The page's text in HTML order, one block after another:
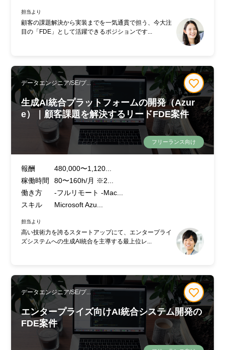
担当より
顧客の課題解決から実装までを一気通貫で担う、今大注
目の「FDE」として活躍できるポジションです...
データエンジニア/SE/プ...
生成AI統合プラットフォームの開発（Azur
e）｜顧客課題を解決するリードFDE案件
フリーランス向け
報酬
480,000〜1,120...
稼働時間
80〜160h/月 ※2...
働き方
-フルリモート -Mac...
スキル
Microsoft Azu...
担当より
高い技術力を誇るスタートアップにて、エンタープライ
ズシステムへの生成AI統合を主導する最上位レ...
データエンジニア/SE/プ...
エンタープライズ向けAI統合システム開発の
FDE案件